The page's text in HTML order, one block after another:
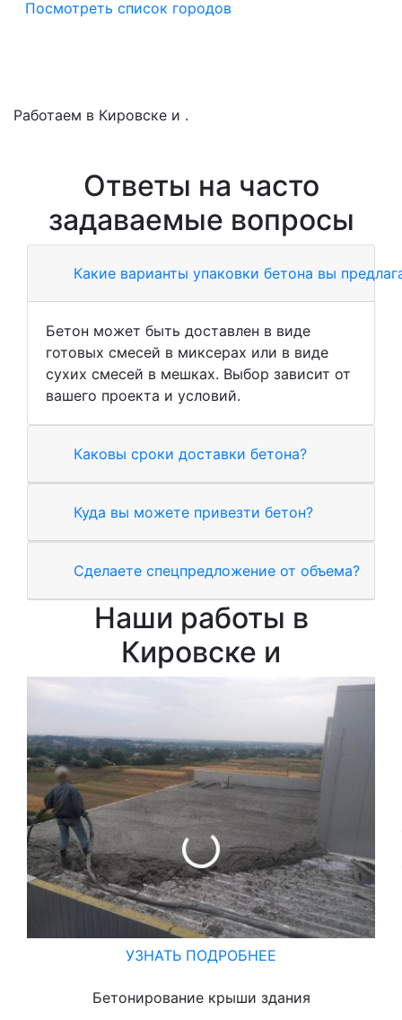
Посмотреть список городов
Работаем в Кировске и .
Ответы на часто
задаваемые вопросы
Какие варианты упаковки бетона вы
Бетон может быть доставлен в виде
готовых смесей в миксерах или в виде
сухих смесей в мешках. Выбор зависит от
вашего проекта и условий.
Каковы сроки доставки бетона?
Куда вы можете привезти бетон?
Сделаете спецпредложение от объема?
Наши работы в
Кировске и
УЗНАТЬ ПОДРОБНЕЕ
Бетонирование крыши здания